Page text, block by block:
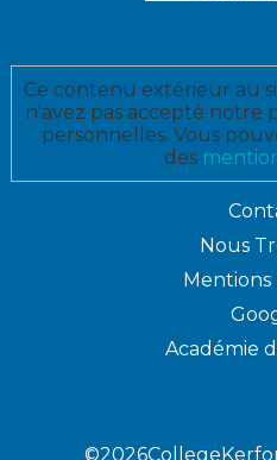
Ce contenu extérieur au
n'avez pas accepté notre
personnelles. Vous
des
Nous
Mentions
Académie